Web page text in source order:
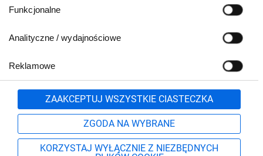
Funkcjonalne
Analityczne / wydajnościowe
Reklamowe
ZAAKCEPTUJ WSZYSTKIE CIASTECZKA
ZGODA NA WYBRANE
KORZYSTAJ WYŁĄCZNIE Z NIEZBĘDNYCH
801 500 700 lub
71 37 61 600
Formularz kontaktowy